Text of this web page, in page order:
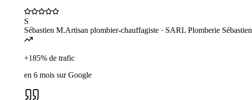
S
Sébastien M.Artisan plombier-chauffagiste · SARL Plomberie Sébastien
+185% de trafic
en 6 mois sur Google